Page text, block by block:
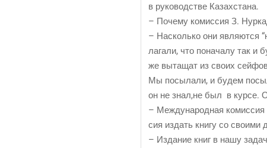
в руко­вод­стве Казахстана.
– Поче­му комис­сия З.
– Насколь­ко они явля­ют­ся
ла­га­ли, что пона­ча­лу так и
же выта­щат из сво­их
Мы посы­ла­ли, и будем
он не знал,не был в кур­се.
– Меж­ду­на­род­ная комис­сия
сия издать кни­гу со сво­и­ми
– Изда­ние книг в нашу